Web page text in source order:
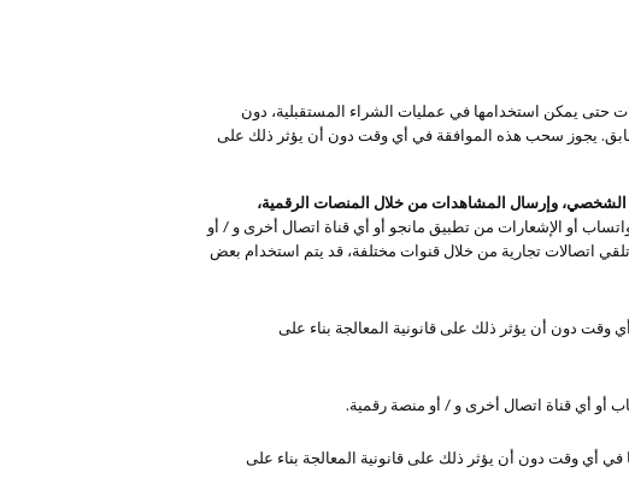
حتى يمكن استخدامها في عمليات الشراء المستقبلية، دون
يجوز سحب هذه الموافقة في أي وقت دون أن يؤثر ذلك على
الشخصي، وإرسال المشاهدات من خلال المنصات الرقمية،
أو الإشعارات من تطبيق مانجو أو أي قناة اتصال أخرى و / أو
اتصالات تجارية من خلال قنوات مختلفة، قد يتم استخدام بعض
وقت دون أن يؤثر ذلك على قانونية المعالجة بناء على
أو أي قناة اتصال أخرى و / أو منصة رقمية.
في أي وقت دون أن يؤثر ذلك على قانونية المعالجة بناء على